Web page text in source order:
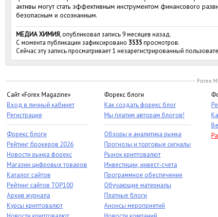
активы могут стать эффективным инструментом финансового
безопасным и осознанным.
МЕДИА ХИМИЯ, опубликовал запись 9 месяцев назад.
С момента публикации зафиксировано 3535просмотров.
Сейчас эту запись просматривает 1 незарегистрированный
Forex
Сайт «Forex Magazine»
Вход в личный кабинет
Регистрация
Форекс блоги
Рейтинг брокеров 2026
Новости рынка форекс
Магазин цифровых товаров
Каталог сайтов
Рейтинг сайтов TOP100
Архив журнала
Курсы криптовалют
Форекс блоги
Как создать форекс блог
Мы платим авторам блогов!
Обзоры и аналитика рынка
Прогнозы и торговые сигналы
Рынок криптовалют
Инвестиции, инвест-счета
Программное обеспечение
Обучающие материалы
Платные блоги
Анонсы мероприятий